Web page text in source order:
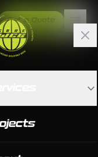
Get a Quote